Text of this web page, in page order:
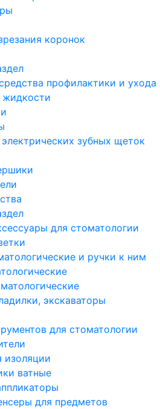
коронок
профилактики и ухода
жидкости
зубных щеток
для стоматологии
и ручки к ним
экскаваторы
для стоматологии
изоляции
ватные
для предметов